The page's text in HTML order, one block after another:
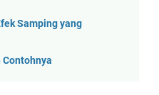
Samping yang
Contohnya